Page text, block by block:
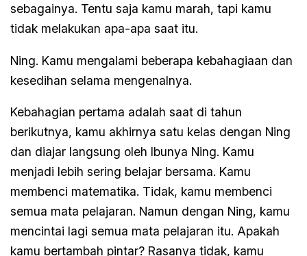
sebagainya. Tentu saja kamu marah, tapi kamu
tidak melakukan apa-apa saat itu.
Ning. Kamu mengalami beberapa kebahagiaan dan
kesedihan selama mengenalnya.
Kebahagian pertama adalah saat di tahun
berikutnya, kamu akhirnya satu kelas dengan Ning
dan diajar langsung oleh Ibunya Ning. Kamu
menjadi lebih sering belajar bersama. Kamu
membenci matematika. Tidak, kamu membenci
semua mata pelajaran. Namun dengan Ning, kamu
mencintai lagi semua mata pelajaran itu. Apakah
kamu bertambah pintar? Rasanya tidak, kamu